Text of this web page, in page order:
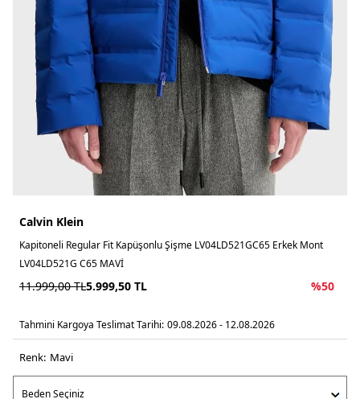
Calvin Klein
Kapitoneli Regular Fit Kapüşonlu Şişme LV04LD521GC65 Erkek Mont
LV04LD521G C65 MAVİ
11.999,00TL5.999,50 TL %50
Tahmini Kargoya Teslimat Tarihi: 09.08.2026 - 12.08.2026
Renk: mavi̇